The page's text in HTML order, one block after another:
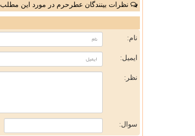
نظرات بینندگان عطرحرم در مورد این مطلب
نام:
ایمیل:
نظر:
سوال: